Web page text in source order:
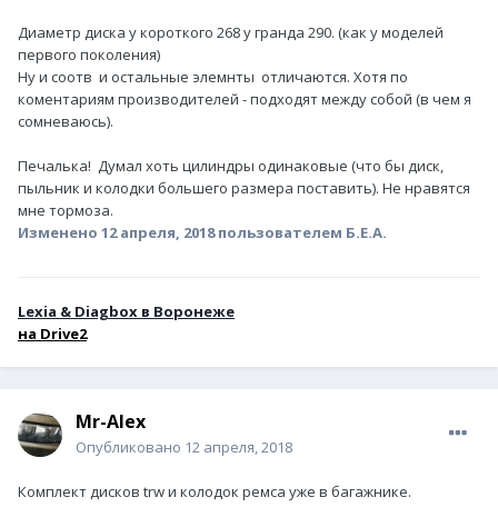
Диаметр диска у короткого 268 у гранда 290. (как у моделей
первого поколения)
Ну и соотв и остальные элемнты отличаются. Хотя по
коментариям производителей - подходят между собой (в чем я
сомневаюсь).
Печалька! Думал хоть цилиндры одинаковые (что бы диск,
пыльник и колодки большего размера поставить). Не нравятся
мне тормоза.
Изменено 12 апреля, 2018пользователем Б.Е.А.
Lexia & Diagbox в Воронеже
на Drive2
Mr-Alex
Опубликовано 12 апреля, 2018
Комплект дисков trw и колодок ремса уже в багажнике.